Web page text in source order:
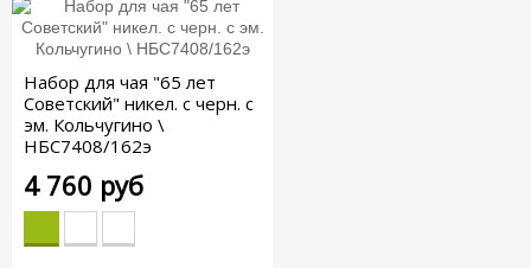
Набор для чая "65 лет
Советский" никел. с черн. с
эм. Кольчугино \
НБС7408/162э
4 760 руб